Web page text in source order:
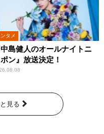
タメ
中島健人のオールナイトニ
ン』放送決定！
見る